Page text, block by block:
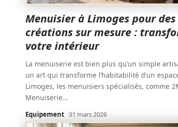
Menuisier à Limoges pour des
créations sur mesure :
votre intérieur
La menuiserie est bien plus qu’un simple
un art qui transforme l’habitabilité d’un
Limoges, les menuisiers spécialisés, comme
Menuiserie…
Equipement 31 mars 2026